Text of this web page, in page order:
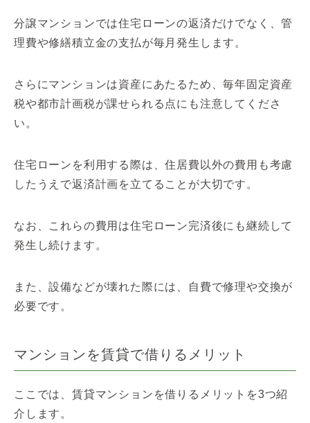
分譲マンションでは住宅ローンの返済だけでなく、管
理費や修繕積立金の支払が毎月発生します。
さらにマンションは資産にあたるため、毎年固定資産
税や都市計画税が課せられる点にも注意してくださ
い。
住宅ローンを利用する際は、住居費以外の費用も考慮
したうえで返済計画を立てることが大切です。
なお、これらの費用は住宅ローン完済後にも継続して
発生し続けます。
また、設備などが壊れた際には、自費で修理や交換が
必要です。
マンションを賃貸で借りるメリット
ここでは、賃貸マンションを借りるメリットを3つ紹
介します。